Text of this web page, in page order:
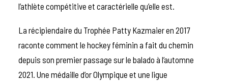
l’athlète compétitive et caractérielle qu’elle est.
La récipiendaire du Trophée Patty Kazmaier en 2017
raconte comment le hockey féminin a fait du chemin
depuis son premier passage sur le balado à l’automne
2021. Une médaille d’or Olympique et une ligue